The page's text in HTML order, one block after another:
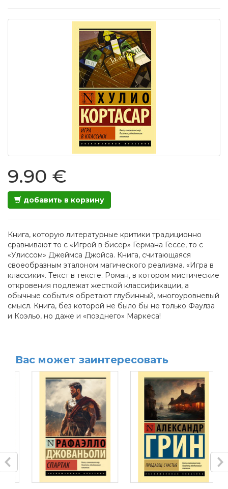
9.90 €
добавить в корзину
Книга, которую литературные критики традиционно
сравнивают то с «Игрой в бисер» Германа Гессе, то с
«Улиссом» Джеймса Джойса. Книга, считающаяся
своеобразным эталоном магического реализма. «Игра в
классики». Текст в тексте. Роман, в котором мистические
откровения подлежат жесткой классификации, а
обычные события обретают глубинный, многоуровневый
смысл. Книга, без которой не было бы не только Фаулза
и Коэльо, но даже и «позднего» Маркеса!
Вас может заинтересовать